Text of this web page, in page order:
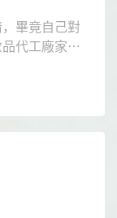
畢竟自己對
代工廠家是
璃光生物。